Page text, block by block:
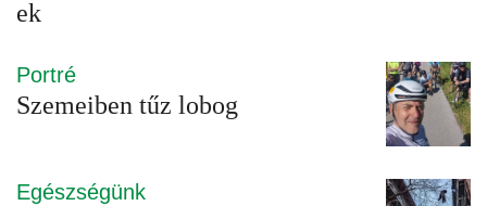
ek
Portré
Szemeiben tűz lobog
Egészségünk